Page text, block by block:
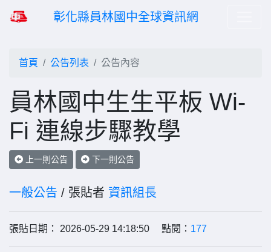
彰化縣員林國中全球資訊網
首頁 公告列表 公告內容
員林國中生生平板 Wi-
Fi 連線步驟教學
上一則公告 下一則公告
一般公告 / 張貼者 資訊組長
張貼日期： 2026-05-29 14:18:50 點閱： 177